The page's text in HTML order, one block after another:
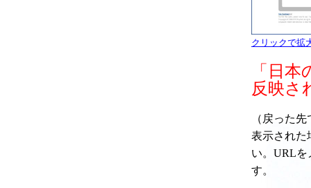
クリックで拡
「日
反映さ
（戻った
表示された
い。URLを
す。